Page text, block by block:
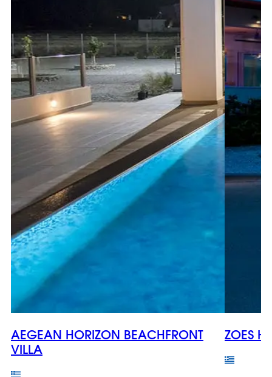
AEGEAN HORIZON BEACHFRONT
VILLA
ZOES